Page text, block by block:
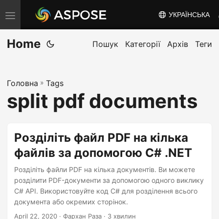
T
o
g
e
n
o
УКРАЇНСЬКА
Home Пошук Категорії Архів Теги
Головна » Tags
split pdf documents
Розділіть файл PDF на кілька
файлів за допомогою C# .NET
Розділіть файли PDF на кілька документів. Ви можете
розділити PDF-документи за допомогою одного виклику
C# API. Використовуйте код C# для розділення всього
документа або окремих сторінок.
April 22, 2020 · Фархан Раза · 3 хвилин